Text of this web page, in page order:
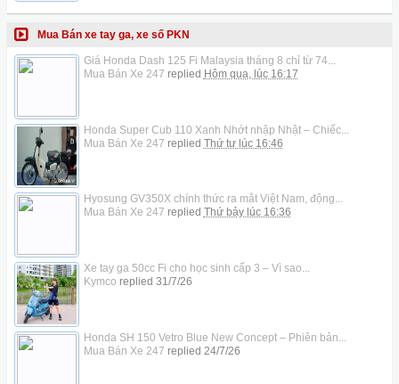
Mua Bán xe tay ga, xe số PKN
Giá Honda Dash 125 Fi Malaysia tháng 8 chỉ từ 74...
Mua Bán Xe 247 replied Hôm qua, lúc 16:17
Honda Super Cub 110 Xanh Nhớt nhập Nhật – Chiếc...
Mua Bán Xe 247 replied Thứ tư lúc 16:46
Hyosung GV350X chính thức ra mắt Việt Nam, động...
Mua Bán Xe 247 replied Thứ bảy lúc 16:36
Xe tay ga 50cc Fi cho học sinh cấp 3 – Vì sao...
Kymco replied 31/7/26
Honda SH 150 Vetro Blue New Concept – Phiên bản...
Mua Bán Xe 247 replied 24/7/26